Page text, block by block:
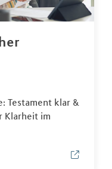
Testament klar &
Klarheit im